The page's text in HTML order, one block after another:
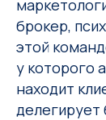
брокер,
этой
у которого
находит